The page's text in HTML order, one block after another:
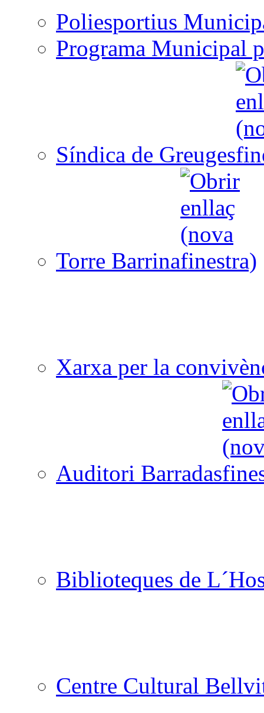
Poliesportius
Programa Municipal
Síndica de Greuges
Torre Barrina
Xarxa per la
Auditori Barradas
Biblioteques de
Centre Cultural